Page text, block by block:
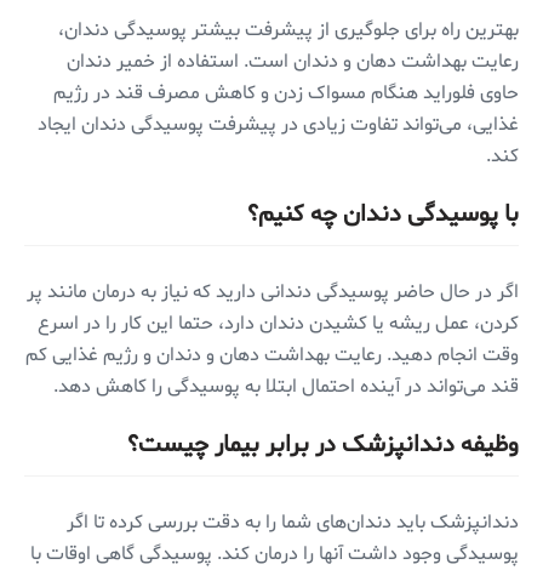
بهترین راه برای جلوگیری از پیشرفت بیشتر پوسیدگی دندان،
رعایت بهداشت دهان و دندان است. استفاده از خمیر دندان
حاوی فلوراید هنگام مسواک زدن و کاهش مصرف قند در رژیم
غذایی، می‌تواند تفاوت زیادی در پیشرفت پوسیدگی دندان ایجاد
کند.
با پوسیدگی دندان چه کنیم؟
اگر در حال حاضر پوسیدگی دندانی دارید که نیاز به درمان مانند پر
کردن، عمل ریشه یا کشیدن دندان دارد، حتما این کار را در اسرع
وقت انجام دهید. رعایت بهداشت دهان و دندان و رژیم غذایی کم
قند می‌تواند در آینده احتمال ابتلا به پوسیدگی را کاهش دهد.
وظیفه دندانپزشک در برابر بیمار چیست؟
دندانپزشک باید دندان‌های شما را به دقت بررسی کرده تا اگر
پوسیدگی وجود داشت آنها را درمان کند. پوسیدگی گاهی اوقات با